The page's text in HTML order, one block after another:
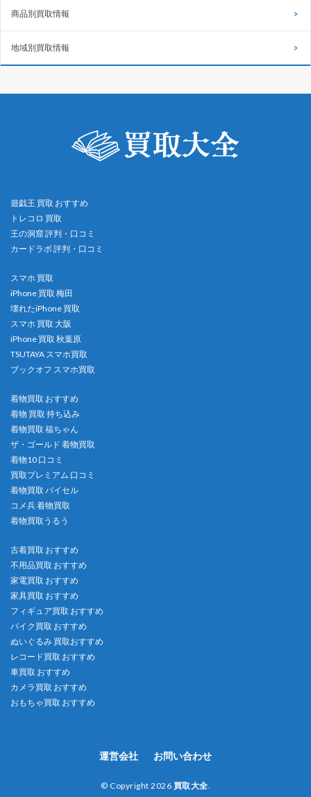
商品別買取情報
地域別買取情報
遊戯王 買取 おすすめ
トレコロ 買取
王の洞窟 評判・口コミ
カードラボ 評判・口コミ
スマホ 買取
iPhone 買取 梅田
壊れたiPhone 買取
スマホ 買取 大阪
iPhone 買取 秋葉原
TSUTAYA スマホ買取
ブックオフ スマホ買取
着物買取 おすすめ
着物 買取 持ち込み
着物買取 福ちゃん
ザ・ゴールド 着物買取
着物10 口コミ
買取プレミアム 口コミ
着物買取 バイセル
コメ兵 着物買取
着物買取うるう
古着買取 おすすめ
不用品買取 おすすめ
家電買取 おすすめ
家具買取 おすすめ
フィギュア買取 おすすめ
バイク買取 おすすめ
ぬいぐるみ 買取おすすめ
レコード買取 おすすめ
車買取 おすすめ
カメラ買取 おすすめ
おもちゃ買取 おすすめ
運営会社 お問い合わせ
© Copyright 2026 買取大全